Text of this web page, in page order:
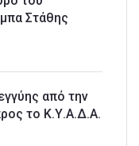
Στάθης
από την
το Κ.Υ.Α.Δ.Α.